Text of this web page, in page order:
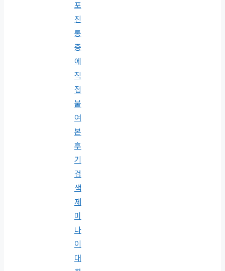
포
진
통
증
에
직
접
붙
여
본
후
기
검
색
제
미
나
이
대